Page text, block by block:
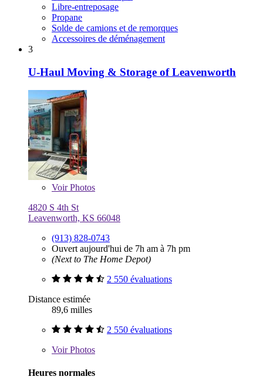
Libre-entreposage
Propane
Solde de camions et de remorques
Accessoires de déménagement
3
U-Haul Moving & Storage of Leavenworth
VoirPhotos
4820 S 4th St
Leavenworth, KS 66048
(913) 828-0743
Ouvert aujourd'hui de 7h am à 7h pm
(Next to The Home Depot)
2 550 évaluations
Distance estimée
89,6 milles
2 550 évaluations
VoirPhotos
Heures normales